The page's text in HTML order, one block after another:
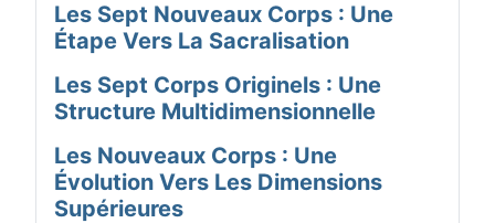
Les Sept Nouveaux Corps : Une
Étape Vers La Sacralisation
Les Sept Corps Originels : Une
Structure Multidimensionnelle
Les Nouveaux Corps : Une
Évolution Vers Les Dimensions
Supérieures